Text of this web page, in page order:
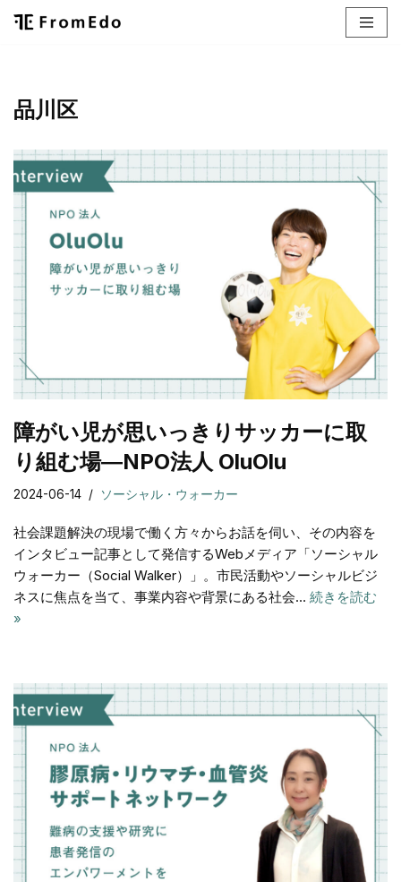
ン
へ
ス
キ
ッ
品川区
障がい児が思いっきりサッカーに取
り組む場―NPO法人 OluOlu
2024-06-14 ソーシャル・ウォーカー
社会課題解決の現場で働く方々からお話を伺い、その内容を
インタビュー記事として発信するWebメディア「ソーシャル
ウォーカー（Social Walker）」。市⺠活動やソーシャルビジ
ネスに焦点を当て、事業内容や背景にある社会… 続きを読む
»